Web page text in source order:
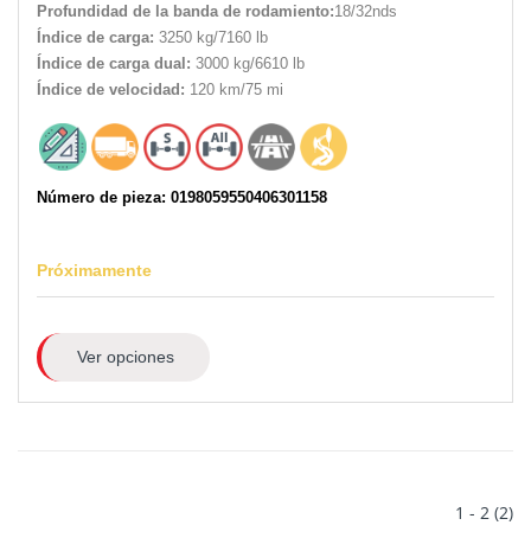
Profundidad de la banda de rodamiento:18/32nds
Índice de carga: 3250 kg/7160 lb
Índice de carga dual: 3000 kg/6610 lb
Índice de velocidad: 120 km/75 mi
Número de pieza: 0198059550406301158
Próximamente
Ver opciones
1 - 2 (2)